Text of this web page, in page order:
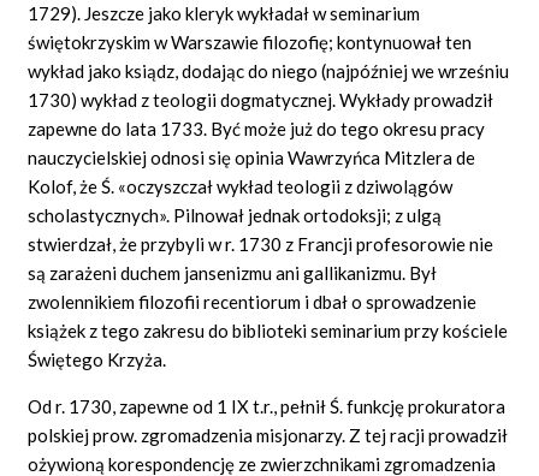
1729). Jeszcze jako kleryk wykładał w seminarium
świętokrzyskim w Warszawie filozofię; kontynuował ten
wykład jako ksiądz, dodając do niego (najpóźniej we wrześniu
1730) wykład z teologii dogmatycznej. Wykłady prowadził
zapewne do lata 1733. Być może już do tego okresu pracy
nauczycielskiej odnosi się opinia Wawrzyńca Mitzlera de
Kolof, że Ś. «oczyszczał wykład teologii z dziwolągów
scholastycznych». Pilnował jednak ortodoksji; z ulgą
stwierdzał, że przybyli w r. 1730 z Francji profesorowie nie
są zarażeni duchem jansenizmu ani gallikanizmu. Był
zwolennikiem filozofii recentiorum i dbał o sprowadzenie
książek z tego zakresu do biblioteki seminarium przy kościele
Świętego Krzyża.
Od r. 1730, zapewne od 1 IX t.r., pełnił Ś. funkcję prokuratora
polskiej prow. zgromadzenia misjonarzy. Z tej racji prowadził
ożywioną korespondencję ze zwierzchnikami zgromadzenia